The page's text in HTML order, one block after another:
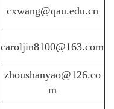
cxwang@qau.edu.cn
caroljin8100@163.com
zhoushanyao@126.co
m